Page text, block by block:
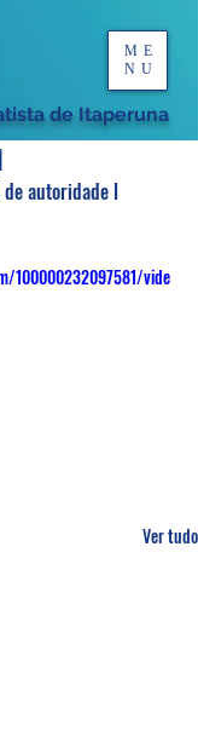
de Itaperuna
ME
NU
de autoridade l
100000232097581/vide
Ver tudo